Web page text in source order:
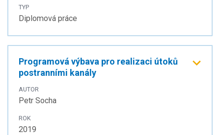
TYP
Diplomová práce
Programová výbava pro realizaci útoků
postranními kanály
AUTOR
Petr Socha
ROK
2019